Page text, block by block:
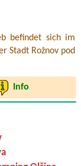
befindet sich im
Stadt Rožnov pod
Info